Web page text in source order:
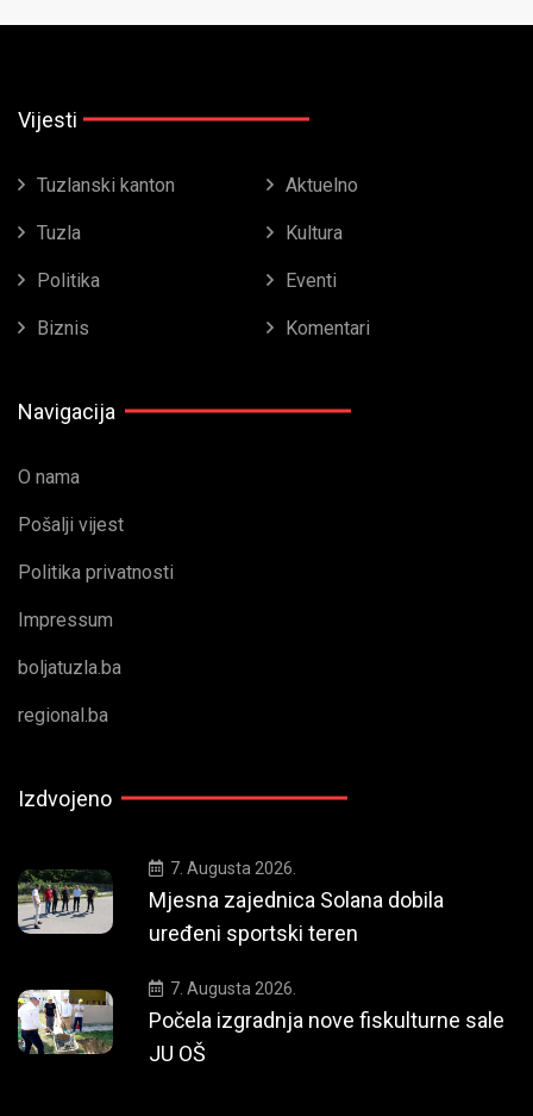
Vijesti
Tuzlanski kanton Aktuelno
Tuzla Kultura
Politika Eventi
Biznis Komentari
Navigacija
O nama
Pošalji vijest
Politika privatnosti
Impressum
boljatuzla.ba
regional.ba
Izdvojeno
7. Augusta 2026.
Mjesna zajednica Solana dobila
uređeni sportski teren
7. Augusta 2026.
Počela izgradnja nove fiskulturne sale
JU OŠ